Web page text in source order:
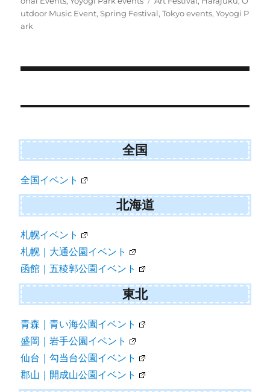
t
t
o
o
utdoor Music Event,Spring Festival,Tokyo events,Yoyogi P
ark
navigation
全国
全国イベント
北海道
札幌イベント
札幌｜大通公園イベント
函館｜五稜郭公園イベント
東北
青森｜青い海公園イベント
盛岡｜岩手公園イベント
仙台｜勾当台公園イベント
郡山｜開成山公園イベント